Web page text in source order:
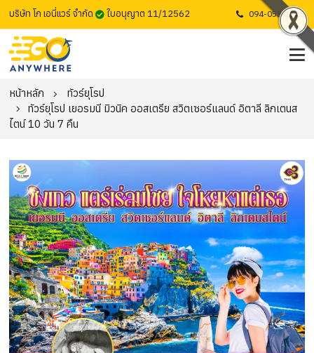
บริษัท โก เอนี่แวร์ จำกัด ใบอนุญาต 11/12562 094-053-1725
หน้าหลัก
ทัวร์ยุโรป
ทัวร์ยุโรป เยอรมนี มิวนิค ออสเตรีย สวิตเซอร์แลนด์ อิตาลี ลิกเตนส
ไตน์ 10 วัน 7 คืน